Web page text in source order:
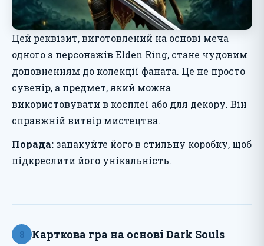
Цей реквізит, виготовлений на основі меча
одного з персонажів Elden Ring, стане чудовим
доповненням до колекції фаната. Це не просто
сувенір, а предмет, який можна
використовувати в косплеї або для декору. Він
справжній витвір мистецтва.
Порада: запакуйте його в стильну коробку, щоб
підкреслити його унікальність.
8 Карткова гра на основі Dark Souls